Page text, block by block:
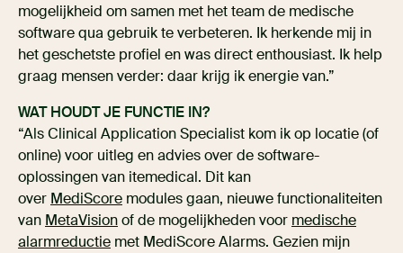
mogelijkheid om samen met het team de medische
software qua gebruik te verbeteren. Ik herkende mij in
het geschetste profiel en was direct enthousiast. Ik help
graag mensen verder: daar krijg ik energie van.”
WAT HOUDT JE FUNCTIE IN?
“Als Clinical Application Specialist kom ik op locatie (of
online) voor uitleg en advies over de software-
oplossingen van itemedical. Dit kan
over MediScore modules gaan, nieuwe functionaliteiten
van MetaVisionof de mogelijkheden voor medische
alarmreductie met MediScore Alarms. Gezien mijn